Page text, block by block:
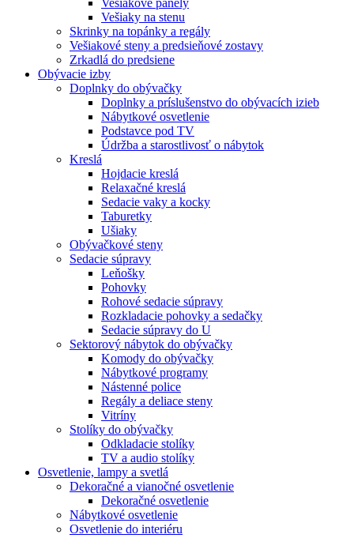
Vešiaky na stenu
Skrinky na topánky a regály
Vešiakové steny a predsieňové zostavy
Zrkadlá do predsiene
Obývacie izby
Doplnky do obývačky
Doplnky a príslušenstvo do obývacích izieb
Nábytkové osvetlenie
Podstavce pod TV
Údržba a starostlivosť o nábytok
Kreslá
Hojdacie kreslá
Relaxačné kreslá
Sedacie vaky a kocky
Taburetky
Ušiaky
Obývačkové steny
Sedacie súpravy
Leňošky
Pohovky
Rohové sedacie súpravy
Rozkladacie pohovky a sedačky
Sedacie súpravy do U
Sektorový nábytok do obývačky
Komody do obývačky
Nábytkové programy
Nástenné police
Regály a deliace steny
Vitríny
Stolíky do obývačky
Odkladacie stolíky
TV a audio stolíky
Osvetlenie, lampy a svetlá
Dekoračné a vianočné osvetlenie
Dekoračné osvetlenie
Nábytkové osvetlenie
Osvetlenie do interiéru